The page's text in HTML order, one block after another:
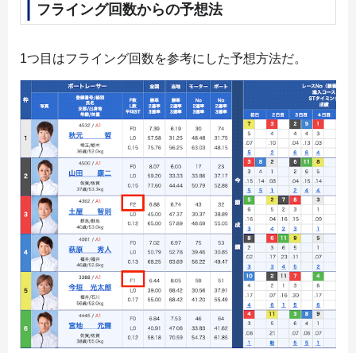
フライング回数からの予想法
1つ目はフライング回数を参考にした予想方法だ。